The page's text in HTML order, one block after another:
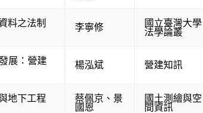
料之法制
李寧修
國立臺灣大學
法學論叢
展：營建
楊泓斌 營建知訊
地下工程
蔡佩京 、 景
國恩
國土測繪與空
間資訊